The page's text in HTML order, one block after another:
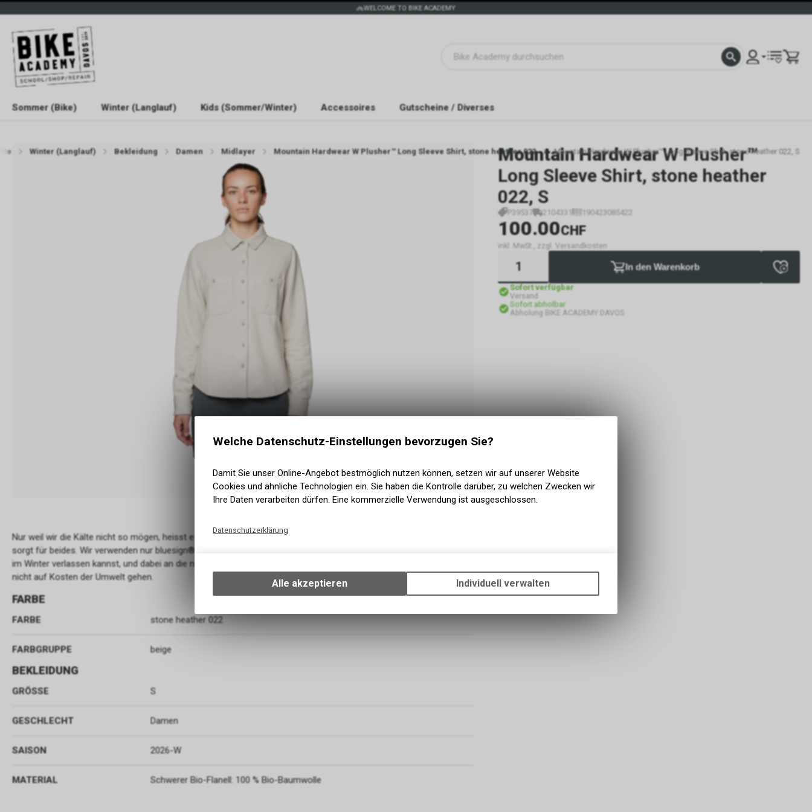
WELCOME TO BIKE ACADEMY
Sommer (Bike) Winter (Langlauf) Kids (Sommer/Winter) Accessoires Gutscheine / Diverses
Winter (Langlauf) Bekleidung Damen Midlayer Mountain Hardwear W Plusher™ Long Sleeve Shirt, stone heather 022 Mountain Hardwear W Plusher™ Long Sleeve Shirt, stone heather 022, S
Mountain Hardwear W Plusher™
Long Sleeve Shirt, stone heather
022, S
P39537 2104331 190423085422
100.00CHF
inkl. MwSt., zzgl. Versandkosten
In den Warenkorb
Sofort verfügbar
Versand
Sofort abholbar
Abholung BIKE ACADEMY DAVOS
Nur weil wir die Kälte nicht so mögen, heisst es nicht, dass wir sie nicht schützen müssen. Das langärmlige Plusher™
sorgt für beides. Wir verwenden nur bluesign®-zertifizierte Bio-Baumwolle. Ein schweres Button-up, auf das du dich
im Winter verlassen kannst, und dabei an die nächsten Generationen denkst. Denn Komfort im Outdoor-Bereich darf
nicht auf Kosten der Umwelt gehen.
FARBE
FARBE stone heather 022
FARBGRUPPE beige
BEKLEIDUNG
GRÖSSE S
GESCHLECHT Damen
SAISON 2026-W
MATERIAL Schwerer Bio-Flanell: 100 % Bio-Baumwolle
Welche Datenschutz-Einstellungen bevorzugen Sie?
Damit Sie unser Online-Angebot bestmöglich nutzen können, setzen wir auf unserer Website
Cookies und ähnliche Technologien ein. Sie haben die Kontrolle darüber, zu welchen Zwecken wir
Ihre Daten verarbeiten dürfen. Eine kommerzielle Verwendung ist ausgeschlossen.
Datenschutzerklärung
Ihrem Gerät, um die grundlegenden Funktionen unseres Online-Angebots, wie die
Verwendung des Warenkorbs, zu ermöglichen. Bitte beachten Sie, dass die
zulassen.
Alle akzeptieren Individuell verwalten